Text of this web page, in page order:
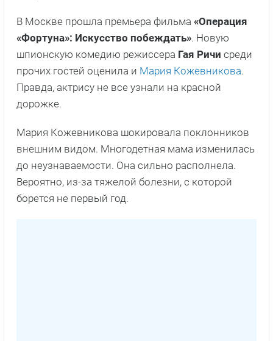
В Москве прошла премьера фильма «Операция
«Фортуна»: Искусство побеждать». Новую
шпионскую комедию режиссера Гая Ричи среди
прочих гостей оценила и Мария Кожевникова.
Правда, актрису не все узнали на красной
дорожке.
Мария Кожевникова шокировала поклонников
внешним видом. Многодетная мама изменилась
до неузнаваемости. Она сильно располнела.
Вероятно, из-за тяжелой болезни, с которой
борется не первый год.